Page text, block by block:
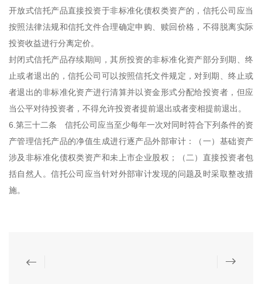
开放式信托产品直接投资于非标准化债权类资产的，信托公司应当
按照法律法规和信托文件合理确定申购、赎回价格，不得脱离实际
投资收益进行分离定价。
封闭式信托产品存续期间，其所投资的非标准化资产部分到期、终
止或者退出的，信托公司可以按照信托文件规定，对到期、终止或
者退出的非标准化资产进行清算并以资金形式分配给投资者，但应
当公平对待投资者，不得允许投资者提前退出或者变相提前退出。
6.第三十二条 信托公司应当至少每年一次对同时符合下列条件的资
产管理信托产品的净值生成进行逐产品外部审计：（一）基础资产
涉及非标准化债权类资产和未上市企业股权；（二）直接投资者包
括自然人。信托公司应当针对外部审计发现的问题及时采取整改措
施。